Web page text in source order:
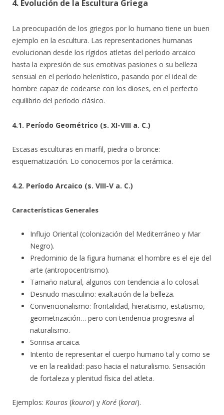
4. Evolución de la Escultura Griega
La preocupación de los griegos por lo humano tiene un buen
ejemplo en la escultura. Las representaciones humanas
evolucionan desde los rígidos atletas del período arcaico
hasta la expresión de sus emotivas pasiones o su belleza
sensual en el período helenístico, pasando por el ideal de
hombre capaz de codearse con los dioses, en el perfecto
equilibrio del período clásico.
4.1. Período Geométrico (s. XI-VIII a. C.)
Escasas esculturas en marfil, piedra o bronce:
esquematización. Lo conocemos por la cerámica.
4.2. Período Arcaico (s. VIII-V a. C.)
Características Generales
Influjo Oriental (colonización del Mediterráneo y Mar
Negro).
Predominio de la figura humana: el hombre es el eje del
arte (antropocentrismo).
Tamaño natural, algunos con tendencia a lo colosal.
Desnudo masculino: exaltación de la belleza.
Convencionalismo: frontalidad, hieratismo, estatismo,
geometrización… pero con tendencia progresiva al
naturalismo.
Sonrisa arcaica.
Intento de representar el cuerpo humano tal y como se
ve en la realidad: paso hacia el naturalismo. Sensación
de fortaleza y plenitud física del atleta.
Ejemplos: Kouros (kouroi) y Koré (korai).